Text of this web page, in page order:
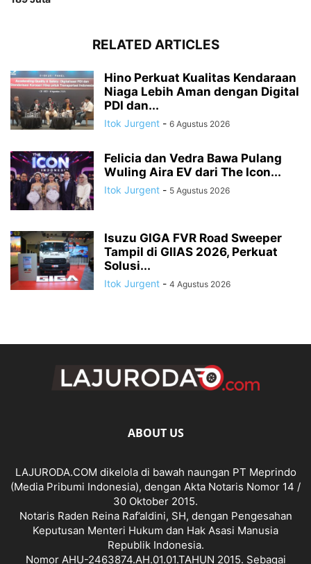
RELATED ARTICLES
Hino Perkuat Kualitas Kendaraan
Niaga Lebih Aman dengan Digital
PDI dan...
Itok Jurgent - 6 Agustus 2026
Felicia dan Vedra Bawa Pulang
Wuling Aira EV dari The Icon...
Itok Jurgent - 5 Agustus 2026
Isuzu GIGA FVR Road Sweeper
Tampil di GIIAS 2026, Perkuat
Solusi...
Itok Jurgent - 4 Agustus 2026
ABOUT US
LAJURODA.COM dikelola di bawah naungan PT Meprindo
(Media Pribumi Indonesia), dengan Akta Notaris Nomor 14 /
30 Oktober 2015.
Notaris Raden Reina Raf’aldini, SH, dengan Pengesahan
Keputusan Menteri Hukum dan Hak Asasi Manusia
Republik Indonesia.
Nomor AHU-2463874.AH.01.01.TAHUN 2015. Sebagai